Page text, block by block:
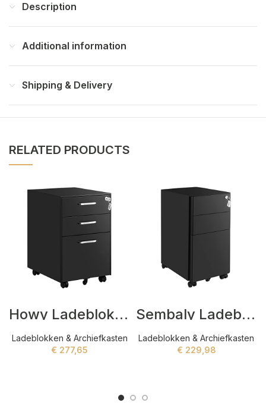
Description
Additional information
Shipping & Delivery
RELATED PRODUCTS
Howy Ladeblokken Zwart
Ladeblokken & Archiefkasten
€ 277,65
Sembaly Ladeblokken Zwart
Ladeblokken & Archiefkasten
€ 229,98